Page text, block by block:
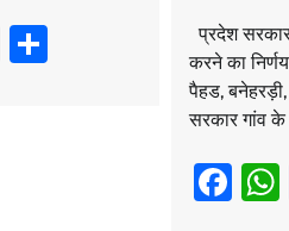
EmailShare
प्रदेश
करने का
पैहड,
सरकार गांव